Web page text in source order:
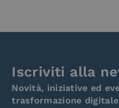
Iscriviti alla
Novità, iniziative ed
trasformazione